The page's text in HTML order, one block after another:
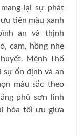
lại sự phát
tiên màu xanh
an và thịnh
cam, hồng nhẹ
Mệnh Thổ
sự ổn định và an
màu sắc theo
phủ sơn linh
hòa tối ưu giữa